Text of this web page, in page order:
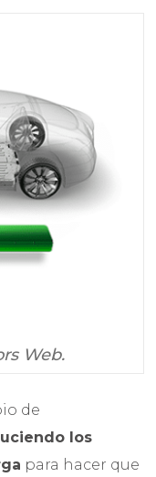
Web.
de
los
para hacer que